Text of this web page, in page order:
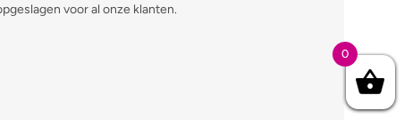
voor al onze klanten.
0